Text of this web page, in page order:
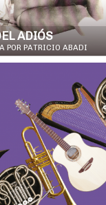
ADIÓS
POR PATRICIO ABADI